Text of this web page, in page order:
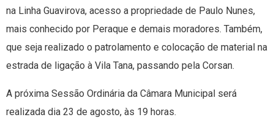
na Linha Guavirova, acesso a propriedade de Paulo Nunes,
mais conhecido por Peraque e demais moradores. Também,
que seja realizado o patrolamento e colocação de material na
estrada de ligação à Vila Tana, passando pela Corsan.
A próxima Sessão Ordinária da Câmara Municipal será
realizada dia 23 de agosto, às 19 horas.